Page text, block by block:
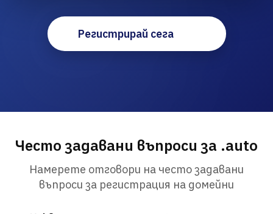
Регистрирай сега
Често задавани въпроси за .auto
Намерете отговори на често задавани
въпроси за регистрация на домейни